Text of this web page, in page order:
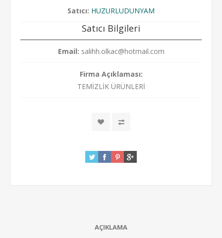
Satıcı: HUZURLUDUNYAM
Satıcı Bilgileri
Email: salihh.olkac@hotmail.com
Firma Açıklaması:
TEMİZLİK ÜRÜNLERİ
AÇIKLAMA